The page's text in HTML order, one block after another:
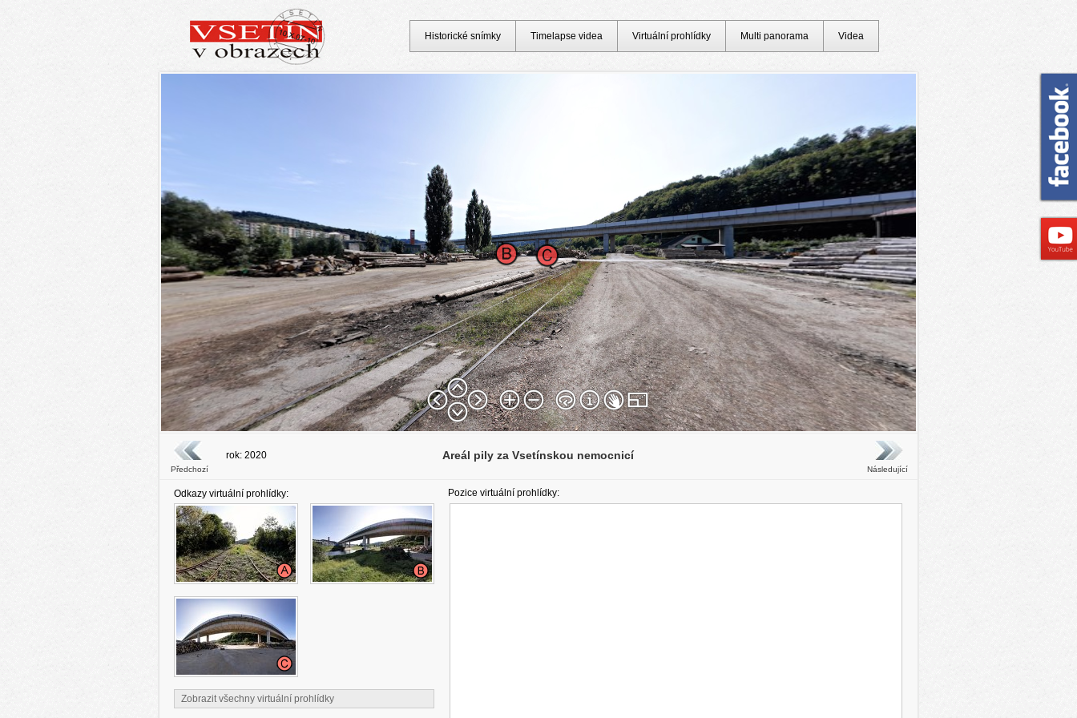
Předchozí
rok: 2020 Areál pily za Vsetínskou nemocnicí
Následující
Odkazy virtuální prohlídky: Pozice virtuální prohlídky:
Zobrazit všechny virtuální prohlídky
Historické snímky Timelapse videa Virtuální prohlídky Multi panorama Videa